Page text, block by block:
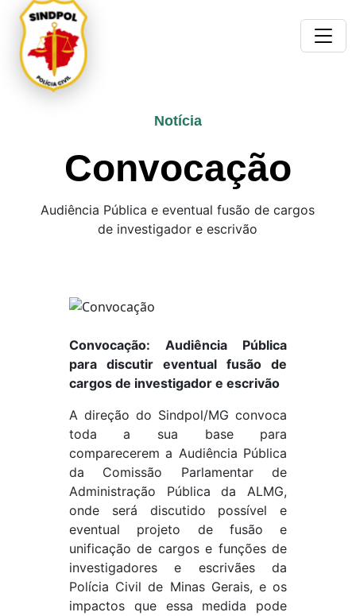
Notícia
Convocação
Audiência Pública e eventual fusão de cargos
de investigador e escrivão
Convocação: Audiência Pública
para discutir eventual fusão de
cargos de investigador e escrivão
A direção do Sindpol/MG convoca
toda a sua base para
comparecerem a Audiência Pública
da Comissão Parlamentar de
Administração Pública da ALMG,
onde será discutido possível e
eventual projeto de fusão e
unificação de cargos e funções de
investigadores e escrivães da
Polícia Civil de Minas Gerais, e os
impactos que essa medida pode